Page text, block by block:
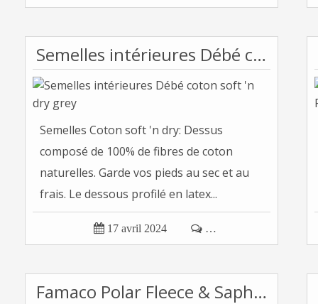
Semelles intérieures Débé coton soft 'n dry grey
Semelles Coton soft 'n dry: Dessus
composé de 100% de fibres de coton
naturelles. Garde vos pieds au sec et au
frais. Le dessous profilé en latex...
 17 avril 2024  …
Famaco Polar Fleece & Saphir polaire - Semelles interieures fines et chaudes